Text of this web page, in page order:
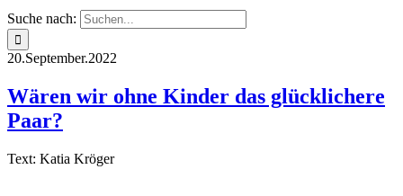
Suche nach:
20.September.2022
Wären wir ohne Kinder das glücklichere
Paar?
Text: Katia Kröger